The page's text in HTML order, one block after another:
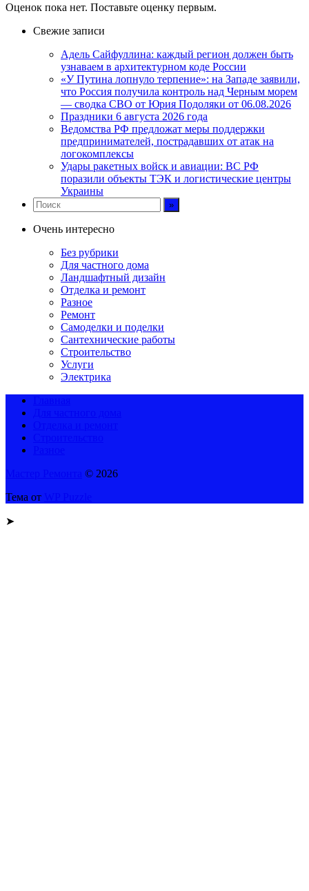
Оценок пока нет. Поставьте оценку первым.
Свежие записи
Адель Сайфуллина: каждый регион должен быть
узнаваем в архитектурном коде России
«У Путина лопнуло терпение»: на Западе заявили,
что Россия получила контроль над Черным морем
— сводка СВО от Юрия Подоляки от 06.08.2026
Праздники 6 августа 2026 года
Ведомства РФ предложат меры поддержки
предпринимателей, пострадавших от атак на
логокомплексы
Удары ракетных войск и авиации: ВС РФ
поразили объекты ТЭК и логистические центры
Украины
Очень интересно
Без рубрики
Для частного дома
Ландшафтный дизайн
Отделка и ремонт
Разное
Ремонт
Самоделки и поделки
Сантехнические работы
Строительство
Услуги
Электрика
© 2026
Тема от
➤